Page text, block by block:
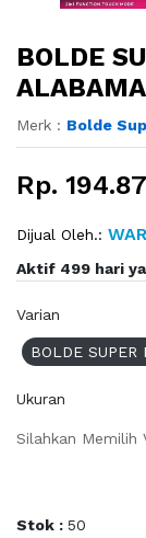
BOLDE
Merk : Bolde
Rp.
Dijual Oleh.:
Aktif 499 hari
Varian
BOLDE SUPER
Ukuran
Silahkan Memilih
Stok : 50